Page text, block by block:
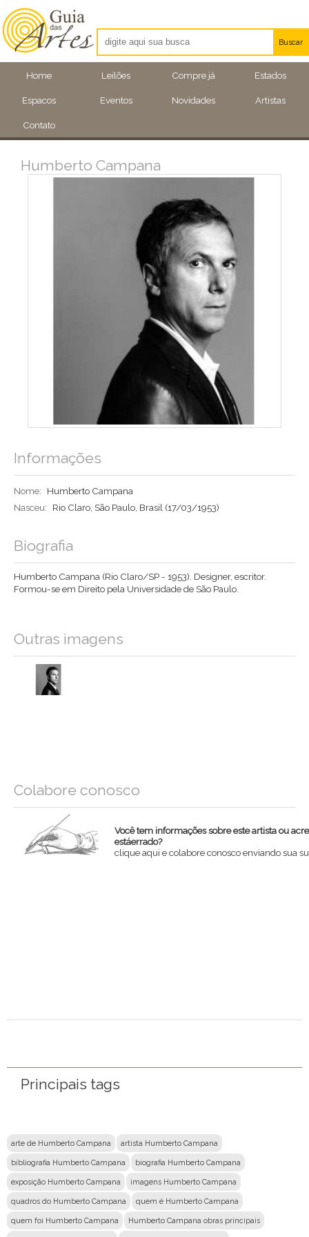
Home Leilões Compre já Estados
Espacos Eventos Novidades Artistas
Contato
Buscar
Artistas
Eventos
Humberto Campana
Informações
Nome:
Humberto Campana
Nasceu:
Rio Claro, São Paulo, Brasil (17/03/1953)
Biografia
Humberto Campana (Rio Claro/SP - 1953). Designer, escritor.
Formou-se em Direito pela Universidade de São Paulo.
Outras imagens
Colabore conosco
Você tem informações sobre este artista ou
estáerrado?
clique aqui e colabore conosco enviando sua
Principais tags
arte de Humberto Campana artista Humberto Campana
bibliografia Humberto Campana biografia Humberto Campana
exposição Humberto Campana imagens Humberto Campana
quadros do Humberto Campana quem é Humberto Campana
quem foi Humberto Campana Humberto Campana obras principais